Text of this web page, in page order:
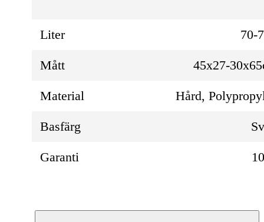
Liter 70-
Mått 45x27-
Material Hård,
Basfärg
Garanti